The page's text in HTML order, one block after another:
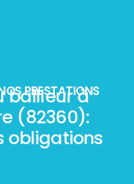
PRESTATIONS
bailleur à
(82360):
obligations